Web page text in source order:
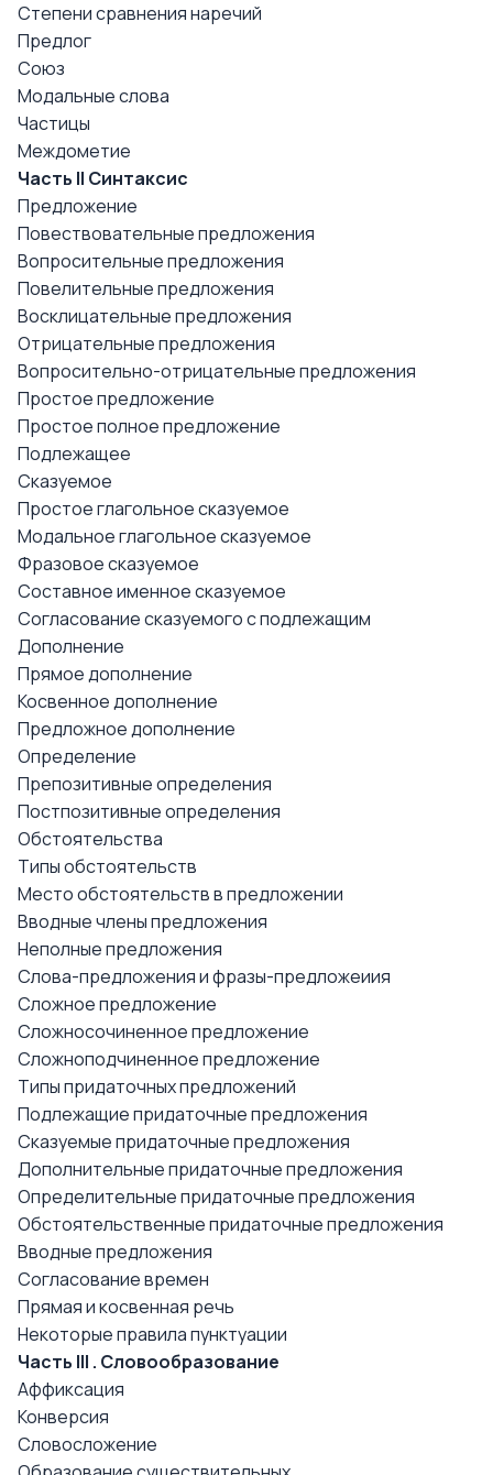
Степени сравнения наречий
Предлог
Союз
Модальные слова
Частицы
Междометие
Часть II Синтаксис
Предложение
Повествовательные предложения
Вопросительные предложения
Повелительные предложения
Восклицательные предложения
Отрицательные предложения
Вопросительно-отрицательные предложения
Простое предложение
Простое полное предложение
Подлежащее
Сказуемое
Простое глагольное сказуемое
Модальное глагольное сказуемое
Фразовое сказуемое
Составное именное сказуемое
Согласование сказуемого с подлежащим
Дополнение
Прямое дополнение
Косвенное дополнение
Предложное дополнение
Определение
Препозитивные определения
Постпозитивные определения
Обстоятельства
Типы обстоятельств
Место обстоятельств в предложении
Вводные члены предложения
Неполные предложения
Слова-предложения и фразы-предложеиия
Сложное предложение
Сложносочиненное предложение
Сложноподчиненное предложение
Типы придаточных предложений
Подлежащие придаточные предложения
Сказуемые придаточные предложения
Дополнительные придаточные предложения
Определительные придаточные предложения
Обстоятельственные придаточные предложения
Вводные предложения
Согласование времен
Прямая и косвенная речь
Некоторые правила пунктуации
Часть III . Словообразование
Аффиксация
Конверсия
Словосложение